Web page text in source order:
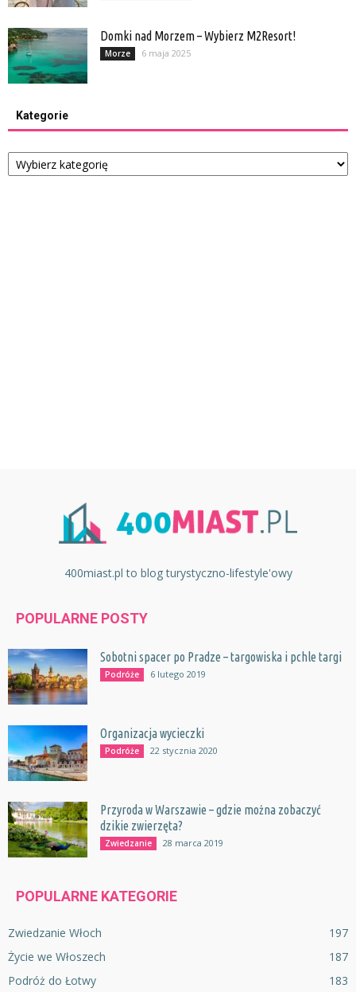
Domki nad Morzem – Wybierz M2Resort!
Morze 6 maja 2025
Kategorie
Kategorie
400miast.pl to blog turystyczno-lifestyle'owy
POPULARNE POSTY
Sobotni spacer po Pradze – targowiska i pchle targi
Podróże 6 lutego 2019
Organizacja wycieczki
Podróże 22 stycznia 2020
Przyroda w Warszawie – gdzie można zobaczyć
dzikie zwierzęta?
Zwiedzanie 28 marca 2019
POPULARNE KATEGORIE
Zwiedzanie Włoch
197
Życie we Włoszech
187
Podróż do Łotwy
183